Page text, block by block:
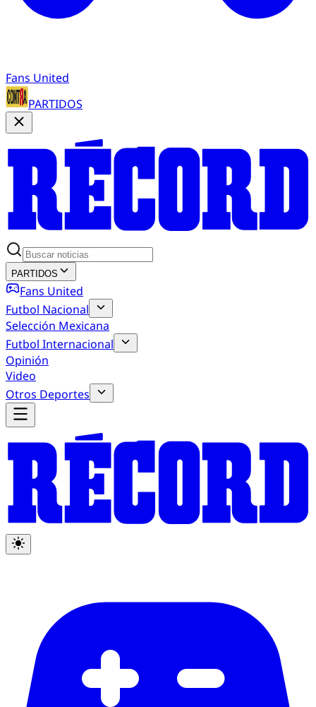
Fans United
PARTIDOS
PARTIDOS
Fans United
Futbol Nacional
Selección Mexicana
Futbol Internacional
Opinión
Video
Otros Deportes